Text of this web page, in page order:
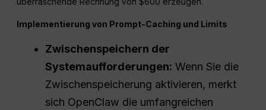
Implementierung von Prompt-Caching und Limits
Zwischenspeichern der
Systemaufforderungen: Wenn Sie die
Zwischenspeicherung aktivieren, merkt
sich OpenClaw die umfangreichen